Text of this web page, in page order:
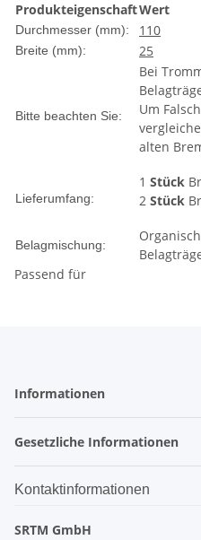
ProdukteigenschaftWert
Durchmesser (mm): 110
Breite (mm): 25
Bitte beachten Sie:
Bei
Um
alten
Lieferumfang:
1 Stück
2 Stück
Belagmischung:
Passend für
Informationen
Gesetzliche Informationen
Kontaktinformationen
SRTM GmbH